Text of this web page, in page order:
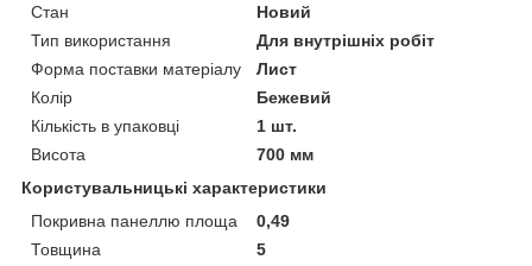
Стан
Новий
Тип використання
Для внутрішніх робіт
Форма поставки матеріалу
Лист
Колір
Бежевий
Кількість в упаковці
1 шт.
Висота
700 мм
Користувальницькі характеристики
Покривна панеллю площа
0,49
Товщина
5